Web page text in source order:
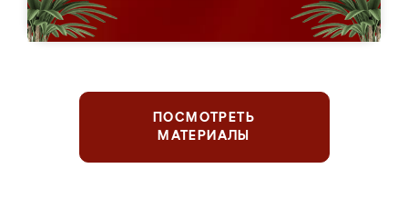
ПОСМОТРЕТЬ
МАТЕРИАЛЫ